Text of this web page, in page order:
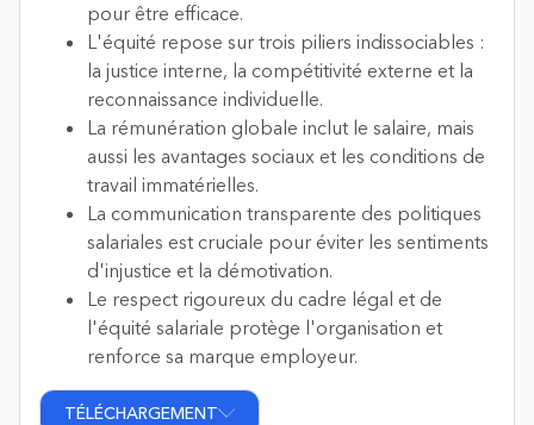
pour être efficace.
L'équité repose sur trois piliers indissociables :
la justice interne, la compétitivité externe et la
reconnaissance individuelle.
La rémunération globale inclut le salaire, mais
aussi les avantages sociaux et les conditions de
travail immatérielles.
La communication transparente des politiques
salariales est cruciale pour éviter les sentiments
d'injustice et la démotivation.
Le respect rigoureux du cadre légal et de
l'équité salariale protège l'organisation et
renforce sa marque employeur.
TÉLÉCHARGEMENT